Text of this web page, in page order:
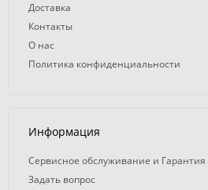
Доставка
Контакты
О нас
Политика конфиденциальности
Информация
Сервисное обслуживание и Гарантия
Задать вопрос